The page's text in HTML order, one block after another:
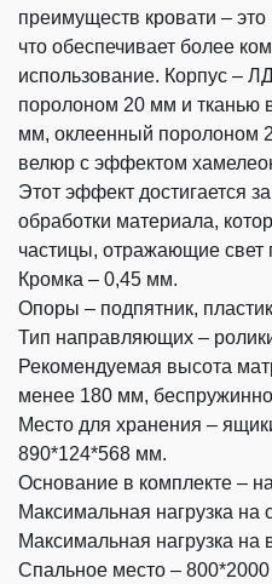
преимуществ кровати –
что обеспечивает более
использование. Корпус –
поролоном 20 мм и
мм, оклеенный поролоном
велюр с эффектом
Этот эффект достигается
обработки материала,
частицы, отражающие свет
Кромка – 0,45 мм.
Опоры – подпятник,
Тип направляющих –
Рекомендуемая высота
менее 180 мм,
Место для хранения –
890*124*568 мм.
Основание в комплекте –
Максимальная нагрузка на
Максимальная нагрузка на
Спальное место –